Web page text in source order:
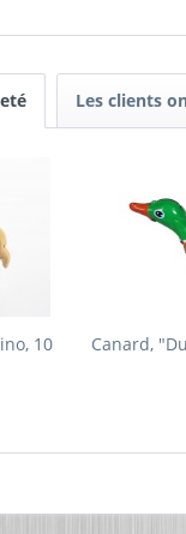
Les clients
10
Canard,